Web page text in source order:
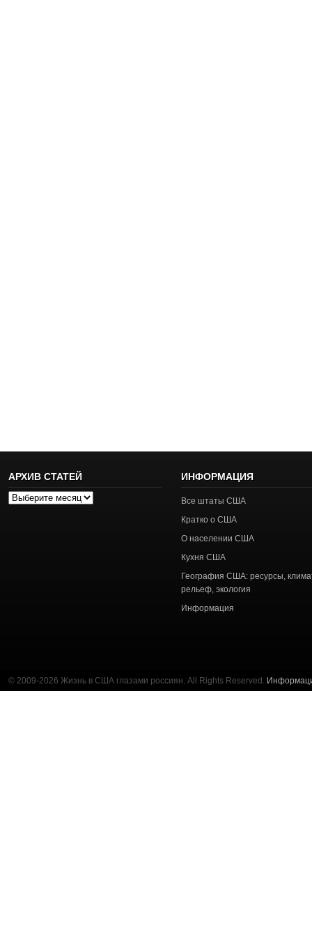
АРХИВ СТАТЕЙ
Архив
ИНФОРМАЦИЯ
Все штаты США
Кратко о США
О населении США
Кухня США
География США: ресурсы,
рельеф, экология
Информация
© 2009-2026 Жизнь в США глазами россиян. All Rights Reserved.